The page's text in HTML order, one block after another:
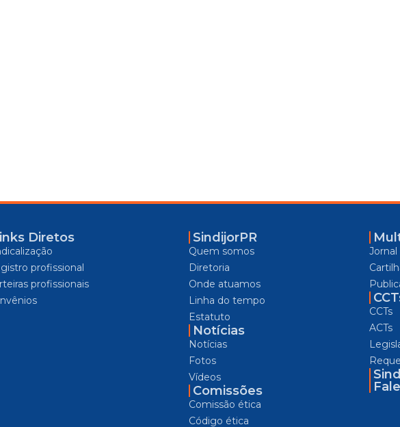
Diretos
profissional
profissionais
SindijorPR
Quem somos
Diretoria
Onde atuamos
Linha do tempo
Estatuto
Notícias
Notícias
Fotos
Vídeos
Comissões
Comissão ética
Código ética
Jornal
CCTs
ACTs